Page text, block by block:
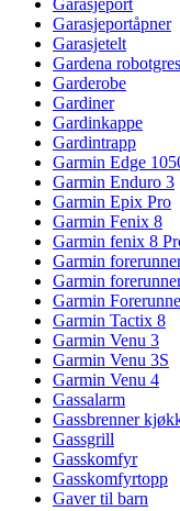
Garasjeport
Garasjeportåpner
Garasjetelt
Gardena
Garderobe
Gardiner
Gardinkappe
Gardintrapp
Garmin Edge
Garmin Enduro 3
Garmin Epix Pro
Garmin Fenix 8
Garmin fenix 8
Garmin
Garmin
Garmin
Garmin Tactix 8
Garmin Venu 3
Garmin Venu 3S
Garmin Venu 4
Gassalarm
Gassbrenner
Gassgrill
Gasskomfyr
Gasskomfyrtopp
Gaver til barn